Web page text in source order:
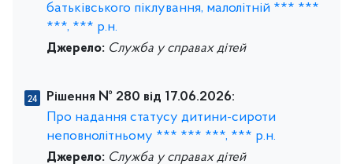
батьківського піклування, малолітній *** ***
***, *** р.н.
Джерело: Служба у справах дітей
Рішення № 280 від 17.06.2026:
Про надання статусу дитини-сироти
неповнолітньому *** *** ***, *** р.н.
Джерело: Служба у справах дітей